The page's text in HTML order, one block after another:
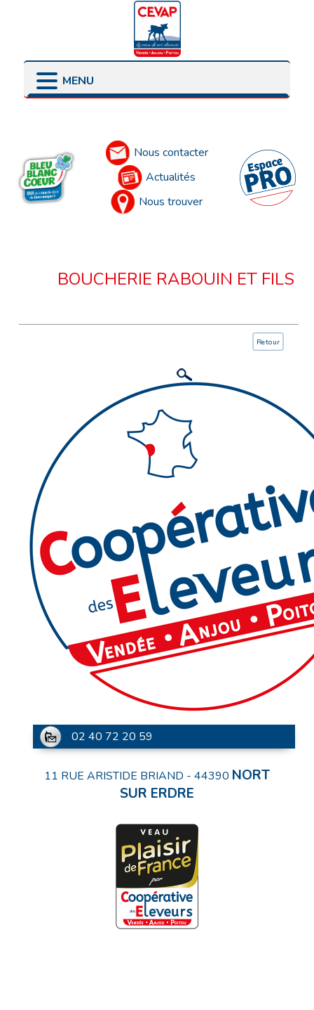
MENU
Nous contacter
Actualités
Nous trouver
BOUCHERIE RABOUIN ET FILS
Retour
02 40 72 20 59
11 RUE ARISTIDE BRIAND - 44390 NORT
SUR ERDRE